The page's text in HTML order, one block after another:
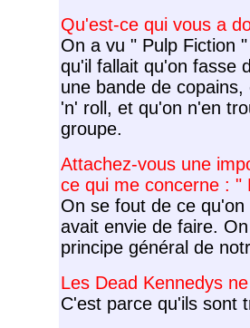
Qu'est-ce qui vous a
On a vu " Pulp Fiction
qu'il fallait qu'on fasse
une bande de
'n' roll, et qu'on n'en
groupe.
Attachez-vous une
ce qui me concerne : "
On se fout de ce
avait envie de faire.
principe général de
Les Dead Kennedys
C'est parce qu'ils sont